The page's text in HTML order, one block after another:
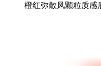
橙红弥散风颗粒质感